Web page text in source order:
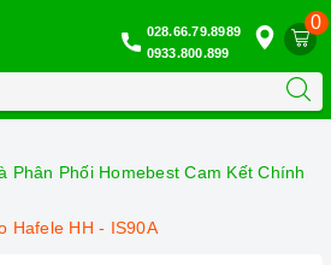
0
028.66.79.8989
0933.800.899
Phân Phối Homebest Cam Kết Chính
Hafele HH - IS90A